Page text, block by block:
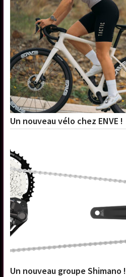
Un nouveau vélo chez ENVE !
Un nouveau groupe Shimano !